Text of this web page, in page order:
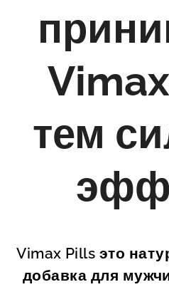
тем
Vimax Pills это
добавка для